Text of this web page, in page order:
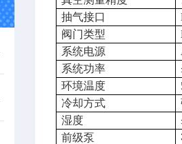
抽气接口
阀门类型
系统电源
系统功率
环境温度
冷却方式
湿度
前级泵